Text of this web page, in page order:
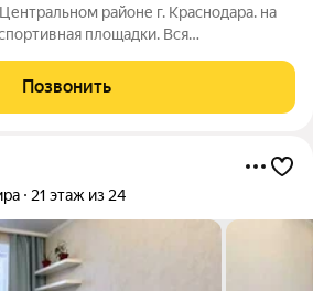
районе г. Краснодара. на
площадки. Вся
поликлиники, магазины, рынки,
Позвонить
21 этаж из 24